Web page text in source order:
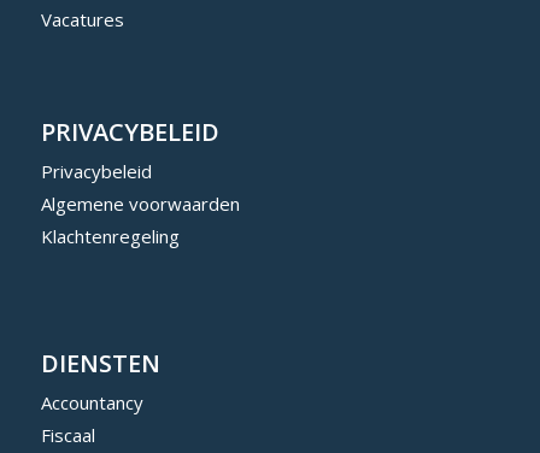
Vacatures
PRIVACYBELEID
Privacybeleid
Algemene voorwaarden
Klachtenregeling
DIENSTEN
Accountancy
Fiscaal